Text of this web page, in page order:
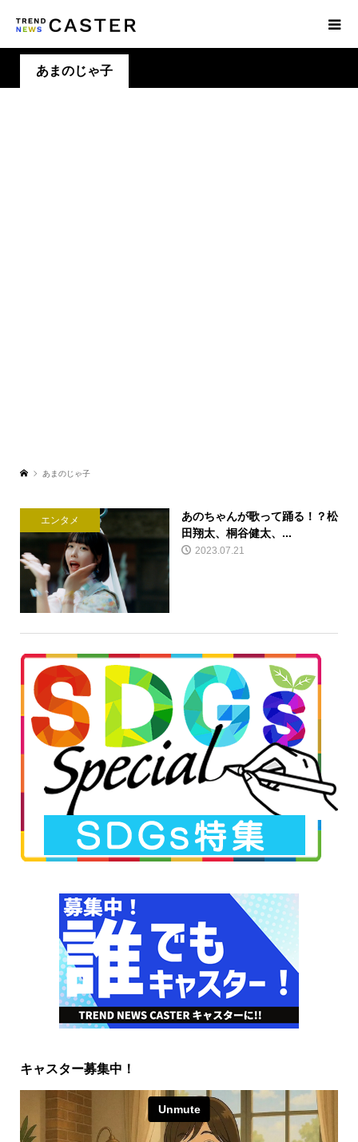
あまのじゃ子
あまのじゃ子
エンタメ
あのちゃんが歌って踊る！？松
田翔太、桐谷健太、...
2023.07.21
キャスター募集中！